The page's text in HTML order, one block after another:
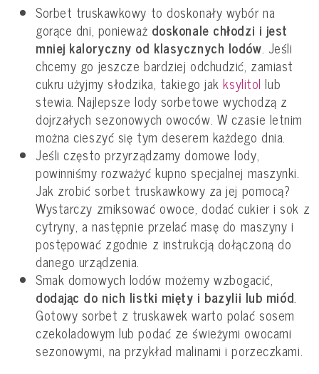
Sorbet truskawkowy to doskonały wybór na
gorące dni, ponieważ doskonale chłodzi i jest
mniej kaloryczny od klasycznych lodów. Jeśli
chcemy go jeszcze bardziej odchudzić, zamiast
cukru użyjmy słodzika, takiego jakksylitol lub
stewia. Najlepsze lody sorbetowe wychodzą z
dojrzałych sezonowych owoców. W czasie letnim
można cieszyć się tym deserem każdego dnia.
Jeśli często przyrządzamy domowe lody,
powinniśmy rozważyć kupno specjalnej maszynki.
Jak zrobić sorbet truskawkowy za jej pomocą?
Wystarczy zmiksować owoce, dodać cukier i sok z
cytryny, a następnie przelać masę do maszyny i
postępować zgodnie z instrukcją dołączoną do
danego urządzenia.
Smak domowych lodów możemy wzbogacić,
dodając do nich listki mięty i bazylii lub miód.
Gotowy sorbet z truskawek warto polać sosem
czekoladowym lub podać ze świeżymi owocami
sezonowymi, na przykład malinami i porzeczkami.